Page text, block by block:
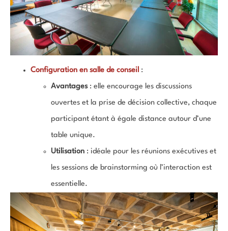
Configuration en salle de conseil :
Avantages: elle encourage les discussions
ouvertes et la prise de décision collective, chaque
participant étant à égale distance autour d’une
table unique.
Utilisation : idéale pour les réunions exécutives et
les sessions de brainstorming où l’interaction est
essentielle.